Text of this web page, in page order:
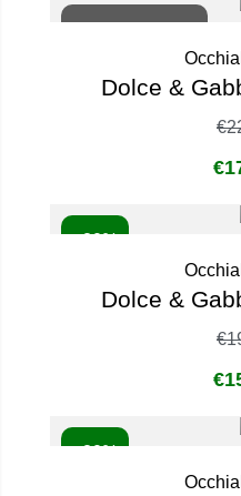
Dolce &
€
€
- 20%
Dolce &
€
€
- 20%